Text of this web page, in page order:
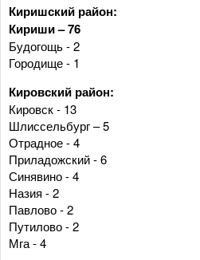
Киришский район:
Кириши – 76
Будогощь - 2
Городище - 1
Кировский район:
Кировск - 13
Шлиссельбург – 5
Отрадное - 4
Приладожский - 6
Синявино - 4
Назия - 2
Павлово - 2
Путилово - 2
Мга - 4